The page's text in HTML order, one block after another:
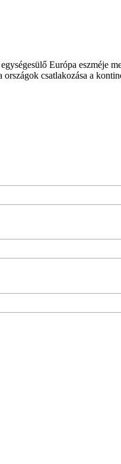
Európa eszméje
csatlakozása a